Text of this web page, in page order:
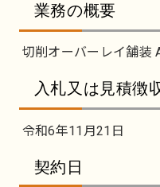
業務の概要
切削オーバーレイ舗装
入札又は見積徴
令和6年11月21日
契約日